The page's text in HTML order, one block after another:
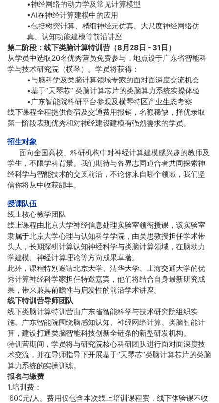
•神经网络的动力学及常见计算模型
•AI在神经计算建模中的应用
•包括树突计算、精细神经元仿真、大尺度神经网络仿
真、认知功能建模等前沿讲座
第二阶段：线下类脑计算特训营（8月28日 - 31日）
从学员中选取20名优秀营员免费参与，地点设于广东省智能科
学与技术研究院（横琴）。学员将获得：
•与脑科学及类脑计算领域专家的面对面深度交流机会
•基于“天琴芯” 类脑计算芯片的类脑算力系统实操体验
•广东智能院科研平台参观及横琴特区产业生态考察
线下课程全程提供食宿及交通费用报销，名额稀缺，择优录取
第一阶段表现优秀和对神经建设建模有强烈需求的学员。
招生对象
面向全国高校、科研机构中对神经计算建模感兴趣的教师及
学生，不限学科背景。我们期待与各界志同道合者共同探索神
经科学与智能技术的交叉前沿，不论你来自哪个领域，我们坚
信你将从中收获颇丰。
授课队伍
线上核心教学团队
线上课程由北京大学神经信息处理实验室领衔授课，该实验室
隶属于北京大学心理与认知科学学院，由吴思教授担任学术带
头人，长期深耕计算认知神经科学与类脑计算领域，在脑动力
学建模、神经计算理论等方向成果卓著。
此外，课程特别邀请北京大学、清华大学、上海交通大学的优
秀计算神经科学家担任特邀嘉宾，他们将结合自身最新研究成
果，带来兼具前瞻性与启发性的前沿学术讲座。
线下特训营导师团队
线下类脑计算特训营由广东省智能科学与技术研究院组织实
施。广东智能院围绕脑感知认知、神经网络计算、类脑智能计
算，建设打通类脑智能科技创新全链条的新型研发机构。
特训营期间，学员将与研究院核心科研团队进行面对面深度技
术交流，并在导师指导下开展基于“天琴芯”类脑计算芯片的类脑
算力系统的实操训练。
报名与缴费
1.培训费：
600元/人。费用仅包含本次线上培训课程费，线下体验课不收